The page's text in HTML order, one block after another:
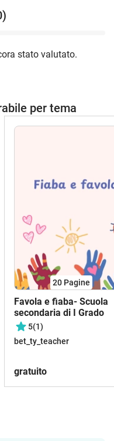
stato valutato.
per tema
20 Pagine
Favola e fiaba- Scuola
secondaria di I Grado
5(1)
bet_ty_teacher
gratuito